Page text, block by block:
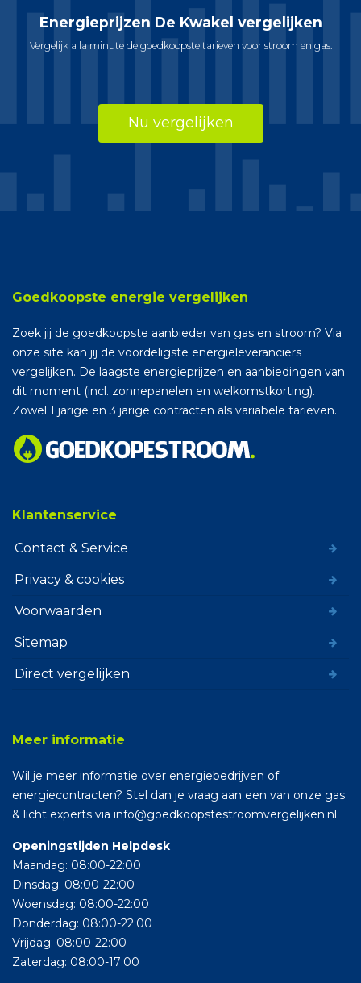
Energieprijzen De Kwakel vergelijken
Vergelijk a la minute de goedkoopste tarieven voor stroom en gas.
Nu vergelijken
Goedkoopste energie vergelijken
Zoek jij de goedkoopste aanbieder van gas en stroom? Via
onze site kan jij de voordeligste energieleveranciers
vergelijken. De laagste energieprijzen en aanbiedingen van
dit moment (incl. zonnepanelen en welkomstkorting).
Zowel 1 jarige en 3 jarige contracten als variabele tarieven.
Klantenservice
Contact & Service
Privacy & cookies
Voorwaarden
Sitemap
Direct vergelijken
Meer informatie
Wil je meer informatie over energiebedrijven of
energiecontracten? Stel dan je vraag aan een van onze gas
& licht experts via info@goedkoopstestroomvergelijken.nl.
Openingstijden Helpdesk
Maandag: 08:00-22:00
Dinsdag: 08:00-22:00
Woensdag: 08:00-22:00
Donderdag: 08:00-22:00
Vrijdag: 08:00-22:00
Zaterdag: 08:00-17:00